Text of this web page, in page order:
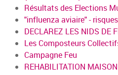
Résultats des Elections
"influenza aviaire" -
DECLAREZ LES NIDS DE
Les Composteurs
Campagne Feu
REHABILITATION